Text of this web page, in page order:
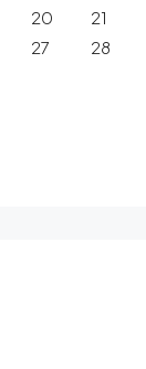
20 21
27 28